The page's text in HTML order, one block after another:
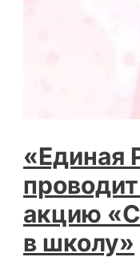
«Единая
акцию
в школу»